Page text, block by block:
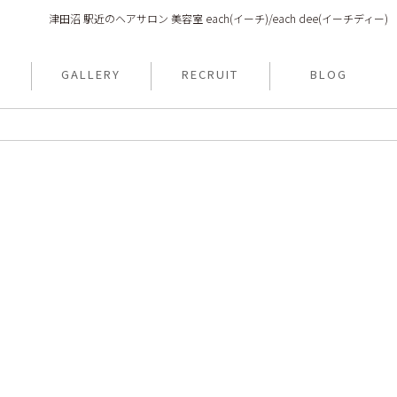
津田沼 駅近のヘアサロン 美容室 each(イーチ)/each dee(イーチディー)
GALLERY RECRUIT BLOG